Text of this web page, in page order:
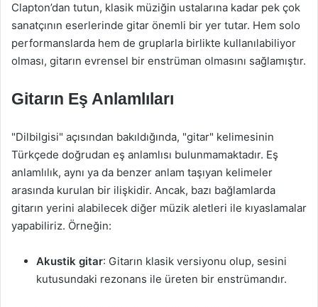
Clapton’dan tutun, klasik müziğin ustalarına kadar pek çok
sanatçının eserlerinde gitar önemli bir yer tutar. Hem solo
performanslarda hem de gruplarla birlikte kullanılabiliyor
olması, gitarın evrensel bir enstrüman olmasını sağlamıştır.
Gitarın Eş Anlamlıları
"Dilbilgisi" açısından bakıldığında, "gitar" kelimesinin
Türkçede doğrudan eş anlamlısı bulunmamaktadır. Eş
anlamlılık, aynı ya da benzer anlam taşıyan kelimeler
arasında kurulan bir ilişkidir. Ancak, bazı bağlamlarda
gitarın yerini alabilecek diğer müzik aletleri ile kıyaslamalar
yapabiliriz. Örneğin:
Akustik gitar: Gitarın klasik versiyonu olup, sesini
kutusundaki rezonans ile üreten bir enstrümandır.